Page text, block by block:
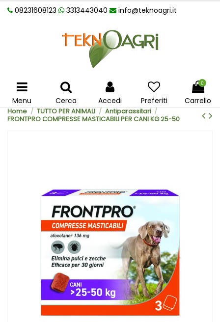
08231608123 3313443040 info@teknoagri.it
Menu Cerca Accedi Preferiti
0
Carrello
Home TUTTO PER ANIMALI
Antiparassitari
FRONTPRO COMPRESSE MASTICABILI PER CANI KG.25-50